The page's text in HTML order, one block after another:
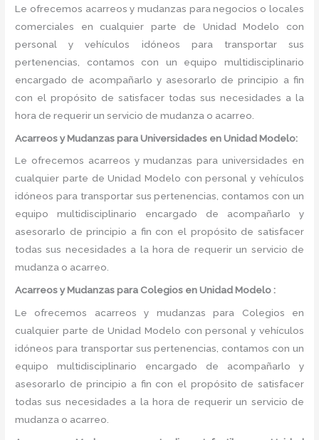
Le ofrecemos acarreos y mudanzas para negocios o locales
comerciales en cualquier parte de Unidad Modelo con
personal y vehículos idóneos para transportar sus
pertenencias, contamos con un equipo multidisciplinario
encargado de acompañarlo y asesorarlo de principio a fin
con el propósito de satisfacer todas sus necesidades a la
hora de requerir un servicio de mudanza o acarreo.
Acarreos y Mudanzas para Universidades en Unidad Modelo:
Le ofrecemos acarreos y mudanzas para universidades en
cualquier parte de Unidad Modelo con personal y vehículos
idóneos para transportar sus pertenencias, contamos con un
equipo multidisciplinario encargado de acompañarlo y
asesorarlo de principio a fin con el propósito de satisfacer
todas sus necesidades a la hora de requerir un servicio de
mudanza o acarreo.
Acarreos y Mudanzas para Colegios en Unidad Modelo :
Le ofrecemos acarreos y mudanzas para Colegios en
cualquier parte de Unidad Modelo con personal y vehículos
idóneos para transportar sus pertenencias, contamos con un
equipo multidisciplinario encargado de acompañarlo y
asesorarlo de principio a fin con el propósito de satisfacer
todas sus necesidades a la hora de requerir un servicio de
mudanza o acarreo.